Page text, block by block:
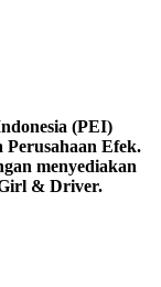
(PEI)
Perusahaan Efek.
menyediakan
& Driver.